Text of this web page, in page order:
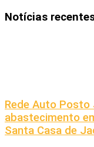
Notícias
Rede Auto
abastecimento
Santa Casa de